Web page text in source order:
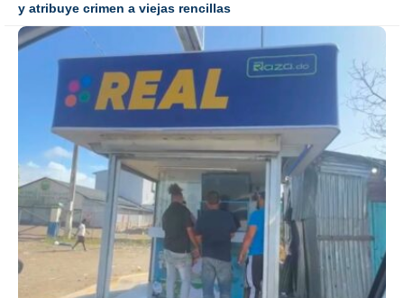
y atribuye crimen a viejas rencillas